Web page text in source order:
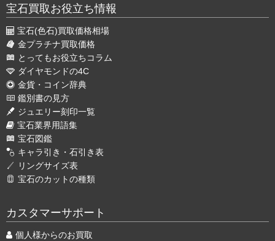
宝石買取お役立ち情報
宝石(色石)買取価格相場
金プラチナ買取価格
とってもお役立ちコラム
ダイヤモンドの4C
金貨・コイン辞典
鑑別書の見方
ジュエリー刻印一覧
宝石業界用語集
宝石図鑑
キャラ引き・石引き表
リングサイズ表
宝石のカットの種類
カスタマーサポート
個人様からのお買取